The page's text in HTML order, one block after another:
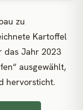
zu
Kartoffel
das Jahr 2023
ausgewählt,
hervorsticht.